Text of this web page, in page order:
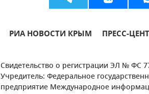
РИА НОВОСТИ КРЫМ ПРЕСС-
Свидетельство о регистрации ЭЛ № ФС
Учредитель: Федеральное
предприятие Международное